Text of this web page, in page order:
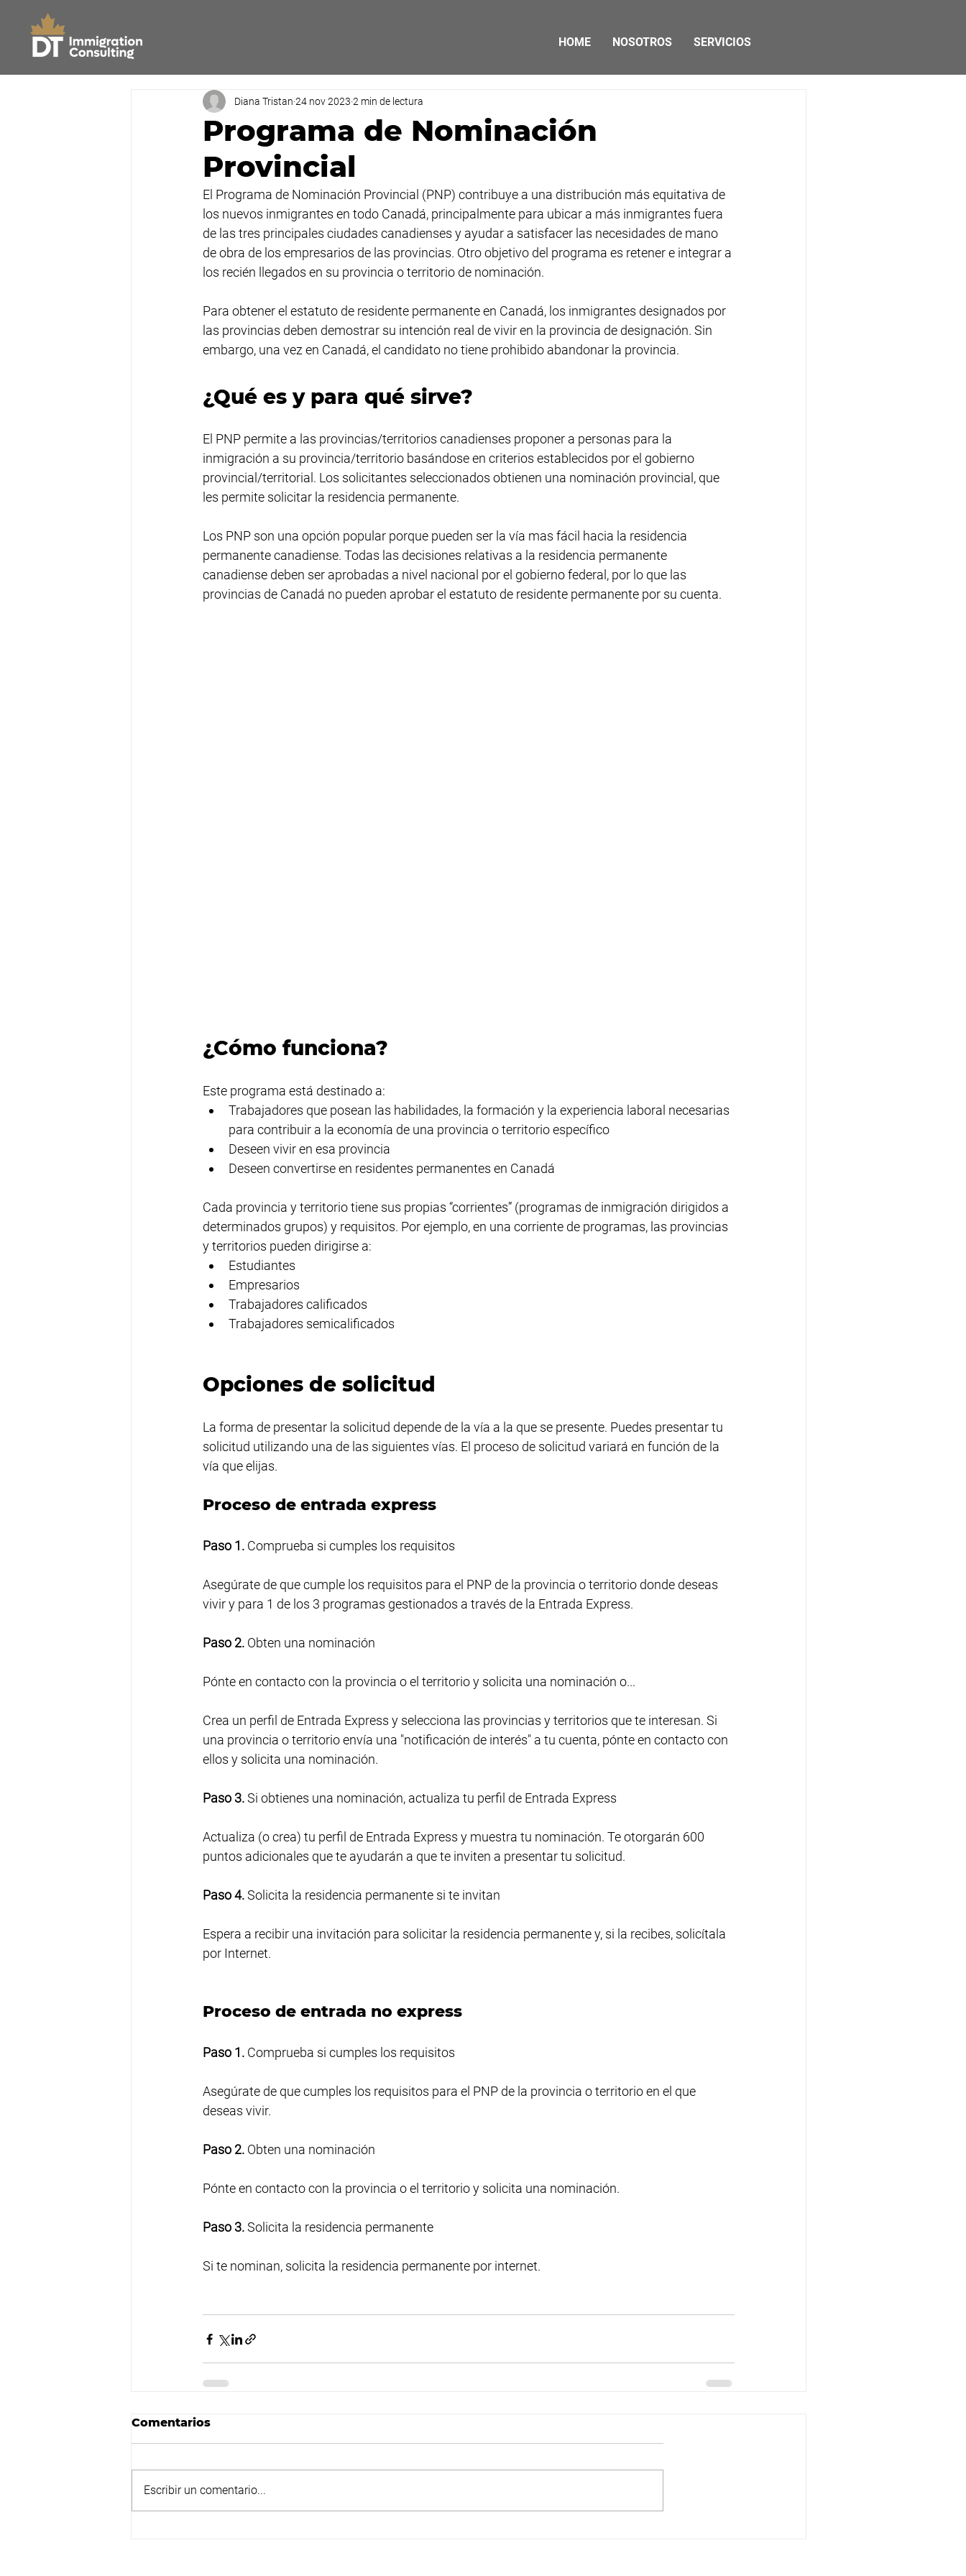
HOME NOSOTROS SERVICIOS
Programa de Nominación
Provincial
Diana Tristan 24 nov 2023 2 min de lectura
El Programa de Nominación Provincial (PNP) contribuye a una distribución más equitativa de
los nuevos inmigrantes en todo Canadá, principalmente para ubicar a más inmigrantes fuera
de las tres principales ciudades canadienses y ayudar a satisfacer las necesidades de mano
de obra de los empresarios de las provincias. Otro objetivo del programa es retener e integrar a
los recién llegados en su provincia o territorio de nominación.
Para obtener el estatuto de residente permanente en Canadá, los inmigrantes designados por
las provincias deben demostrar su intención real de vivir en la provincia de designación. Sin
embargo, una vez en Canadá, el candidato no tiene prohibido abandonar la provincia.
¿Qué es y para qué sirve?
El PNP permite a las provincias/territorios canadienses proponer a personas para la
inmigración a su provincia/territorio basándose en criterios establecidos por el gobierno
provincial/territorial. Los solicitantes seleccionados obtienen una nominación provincial, que
les permite solicitar la residencia permanente.
Los PNP son una opción popular porque pueden ser la vía mas fácil hacia la residencia
permanente canadiense. Todas las decisiones relativas a la residencia permanente
canadiense deben ser aprobadas a nivel nacional por el gobierno federal, por lo que las
provincias de Canadá no pueden aprobar el estatuto de residente permanente por su cuenta.
¿Cómo funciona?
Este programa está destinado a:
Trabajadores que posean las habilidades, la formación y la experiencia laboral necesarias
para contribuir a la economía de una provincia o territorio específico
Deseen vivir en esa provincia
Deseen convertirse en residentes permanentes en Canadá
Cada provincia y territorio tiene sus propias “corrientes” (programas de inmigración dirigidos a
determinados grupos) y requisitos. Por ejemplo, en una corriente de programas, las provincias
y territorios pueden dirigirse a:
Estudiantes
Empresarios
Trabajadores calificados
Trabajadores semicalificados
Opciones de solicitud
La forma de presentar la solicitud depende de la vía a la que se presente. Puedes presentar tu
solicitud utilizando una de las siguientes vías. El proceso de solicitud variará en función de la
vía que elijas.
Proceso de entrada express
Paso 1. Comprueba si cumples los requisitos
Asegúrate de que cumple los requisitos para el PNP de la provincia o territorio donde deseas
vivir y para 1 de los 3 programas gestionados a través de la Entrada Express.
Paso 2. Obten una nominación
Pónte en contacto con la provincia o el territorio y solicita una nominación o...
Crea un perfil de Entrada Express y selecciona las provincias y territorios que te interesan. Si
una provincia o territorio envía una "notificación de interés" a tu cuenta, pónte en contacto con
ellos y solicita una nominación.
Paso 3. Si obtienes una nominación, actualiza tu perfil de Entrada Express
Actualiza (o crea) tu perfil de Entrada Express y muestra tu nominación. Te otorgarán 600
puntos adicionales que te ayudarán a que te inviten a presentar tu solicitud.
Paso 4. Solicita la residencia permanente si te invitan
Espera a recibir una invitación para solicitar la residencia permanente y, si la recibes, solicítala
por Internet.
Proceso de entrada no express
Paso 1. Comprueba si cumples los requisitos
Asegúrate de que cumples los requisitos para el PNP de la provincia o territorio en el que
deseas vivir.
Paso 2. Obten una nominación
Pónte en contacto con la provincia o el territorio y solicita una nominación.
Paso 3. Solicita la residencia permanente
Si te nominan, solicita la residencia permanente por internet.
Comentarios
Escribir un comentario...